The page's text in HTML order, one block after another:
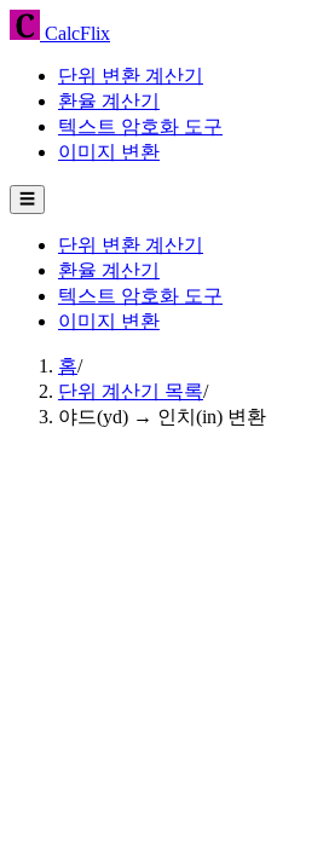
CalcFlix
단위 변환 계산기
환율 계산기
텍스트 암호화 도구
이미지 변환
☰
단위 변환 계산기
환율 계산기
텍스트 암호화 도구
이미지 변환
홈/
단위 계산기 목록/
야드(yd) → 인치(in) 변환